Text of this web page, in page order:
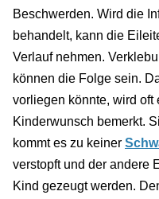
Beschwerden. Wird die
behandelt, kann die
Verlauf nehmen.
können die Folge sein.
vorliegen könnte, wird oft
Kinderwunsch bemerkt.
kommt es zu keiner
verstopft und der andere
Kind gezeugt werden.